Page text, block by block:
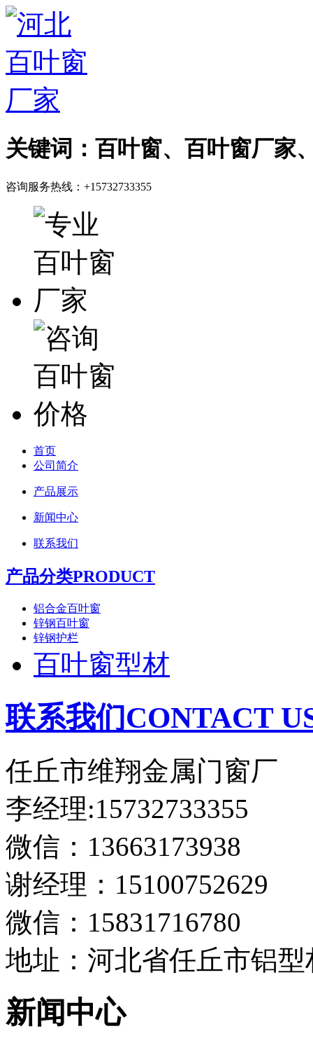
关键词：百叶窗、百叶窗厂家
咨询服务热线： +15732733355
首页
公司简介
产品展示
新闻中心
联系我们
产品分类PRODUCT
铝合金百叶窗
锌钢百叶窗
锌钢护栏
百叶窗型材
联系我们CONTACT
任丘市维翔金属门窗厂
李经理:15732733355
微信：13663173938
谢经理：15100752629
微信：15831716780
地址：河北省任丘市铝型
新闻中心